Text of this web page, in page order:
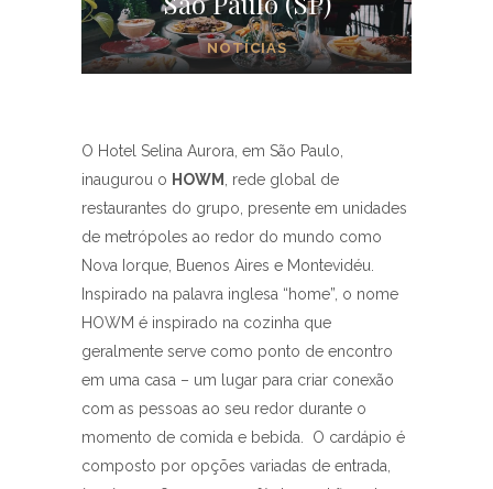
NOTÍCIAS
O Hotel Selina Aurora, em São Paulo,
inaugurou o HOWM , rede global de
restaurantes do grupo, presente em unidades
de metrópoles ao redor do mundo como
Nova Iorque, Buenos Aires e Montevidéu.
Inspirado na palavra inglesa “home”, o nome
HOWM é inspirado na cozinha que
geralmente serve como ponto de encontro
em uma casa – um lugar para criar conexão
com as pessoas ao seu redor durante o
momento de comida e bebida. O cardápio é
composto por opções variadas de entrada,